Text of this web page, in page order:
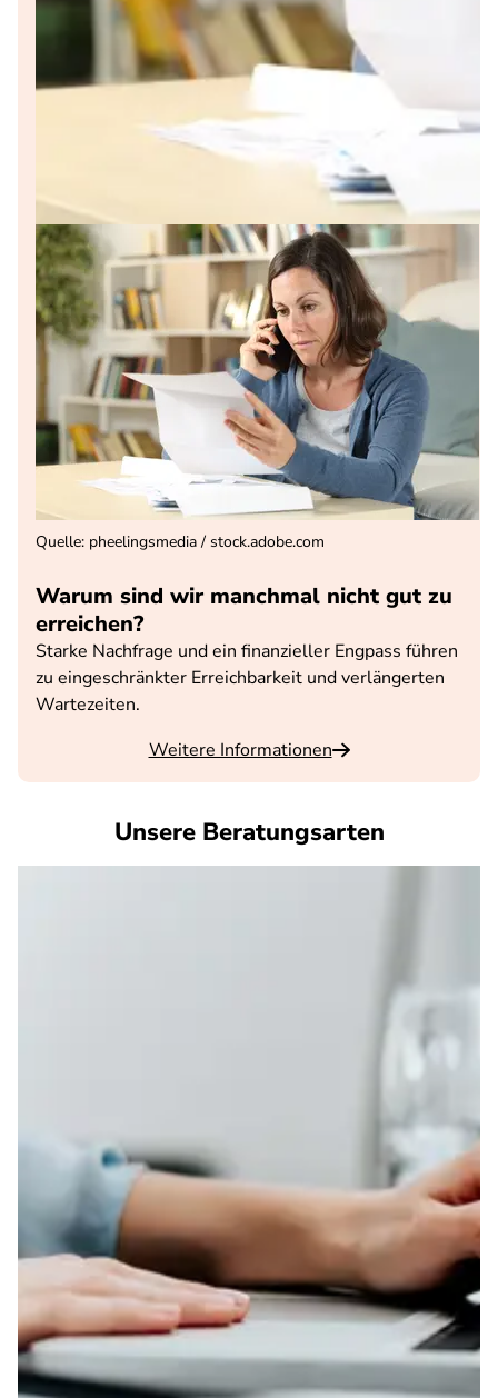
Warum sind wir manchmal nicht gut zu
erreichen?
Starke Nachfrage und ein finanzieller Engpass führen
zu eingeschränkter Erreichbarkeit und verlängerten
Wartezeiten.
Weitere Informationen
Quelle: pheelingsmedia / stock.adobe.com
Unsere Beratungsarten